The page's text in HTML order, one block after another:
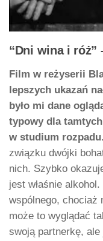
“Dni wina i róż”
Film w reżyserii
lepszych ukazań
było mi dane
typowy dla
w studium rozpadu.
związku dwójki
nich. Szybko
jest właśnie
wspólnego, chociaż
może to wyglądać
swoją partnerkę,